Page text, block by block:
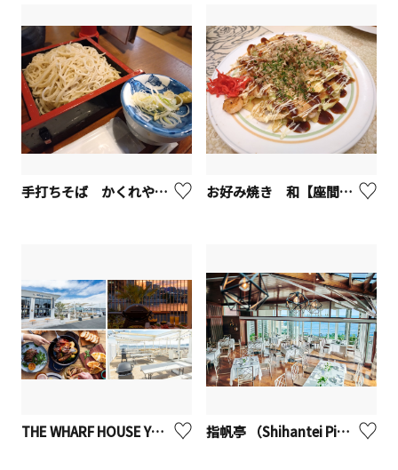
手打ちそば かくれや やぶ久【座間市】 お好み焼き 和【座間市】
THE WHARF HOUSE YAMASHITA KOEN ザ・ワーフハウス山下公園【横浜市】※観光事業者向けUV 指帆亭 （Shihantei Pine Tree Resort）【二宮町】※観光事業者向けUV